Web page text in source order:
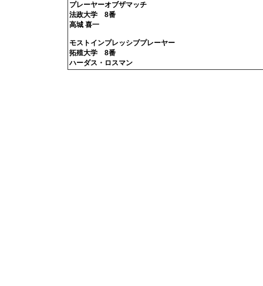
プレーヤーオブザマッチ
法政大学 8番
高城 喜一
モストインプレッシブプレーヤー
拓殖大学 8番
ハーダス・ロスマン